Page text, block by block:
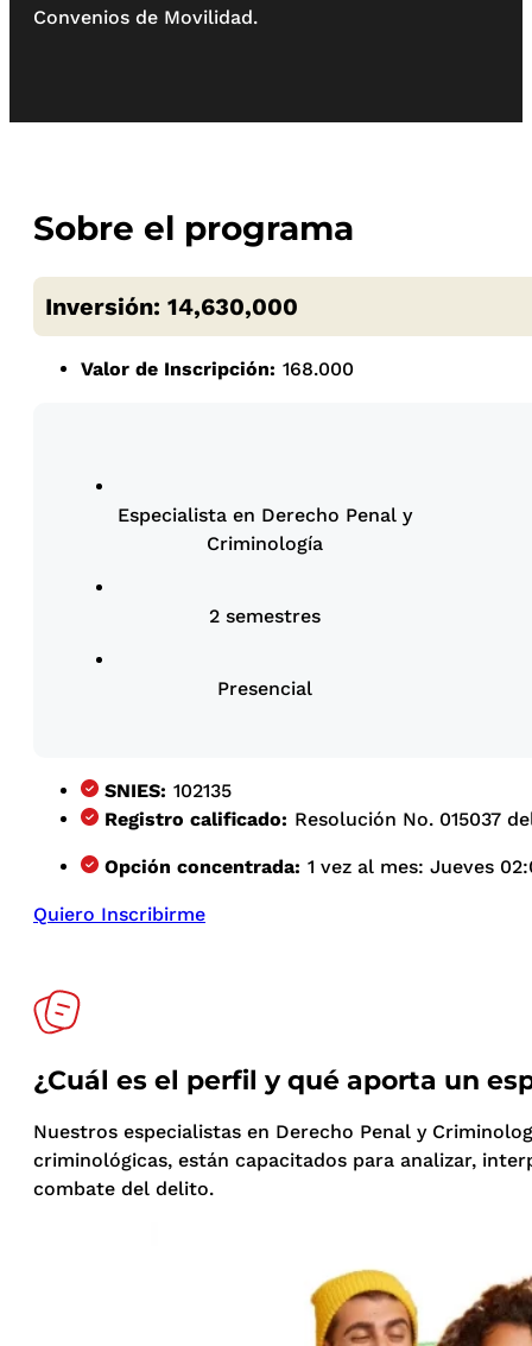
Convenios de Movilidad.
Sobre el programa
Inversión: 14,630,000
Valor de Inscripción: 168.000
Especialista en Derecho Penal y
Criminología
2 semestres
Presencial
SNIES: 102135
Registro calificado: Resolución No. 015037
Opción concentrada: 1 vez al mes: Jueves
Quiero Inscribirme
¿Cuál es el perfil y qué aporta un
Nuestros especialistas en Derecho Penal y
criminológicas, están capacitados para analizar,
combate del delito.